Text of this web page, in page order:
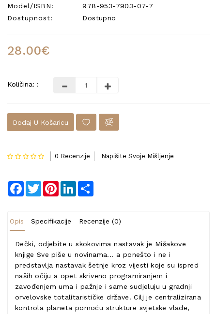
Model/ISBN:
978-953-7903-07-7
Dostupnost:
Dostupno
28.00€
Količina: :
Dodaj U Košaricu
0 Recenzije Napišite Svoje Mišljenje
Facebook
TwitterPinterestLinkedIn
Opis Specifikacije Recenzije (0)
Dečki, odjebite u skokovima nastavak je Mišakove
knjige Sve piše u novinama... a ponešto i ne i
predstavlja nastavak šetnje kroz vijesti koje su ispred
naših očiju a opet skriveno programiranjem i
zavođenjem uma i pažnje i same sudjeluju u gradnji
orvelovske totalitarističke države. Cilj je centralizirana
kontrola planeta pomoću strukture svjetske vlade,